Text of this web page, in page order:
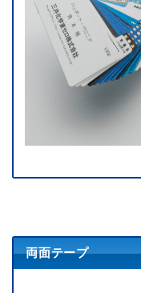
両面テープ